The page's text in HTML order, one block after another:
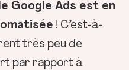
Google Ads est en
! C’est-à-
très peu de
par rapport à